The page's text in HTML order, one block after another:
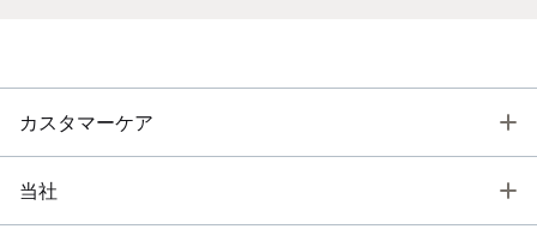
カスタマーケア
当社